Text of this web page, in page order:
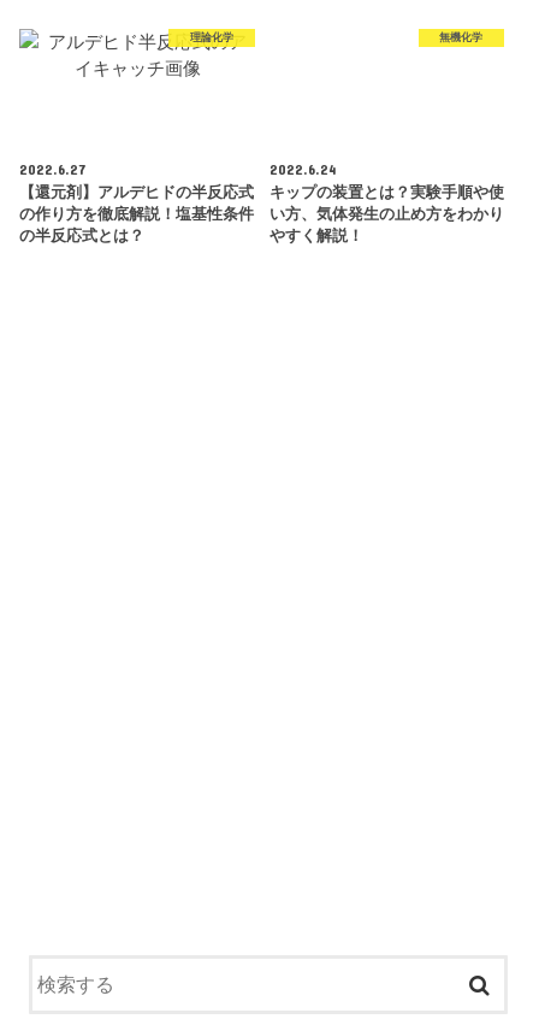
理論化学
2022.6.27
【還元剤】アルデヒドの半反応式
の作り方を徹底解説！塩基性条件
の半反応式とは？
無機化学
2022.6.24
キップの装置とは？実験手順や使
い方、気体発生の止め方をわかり
やすく解説！